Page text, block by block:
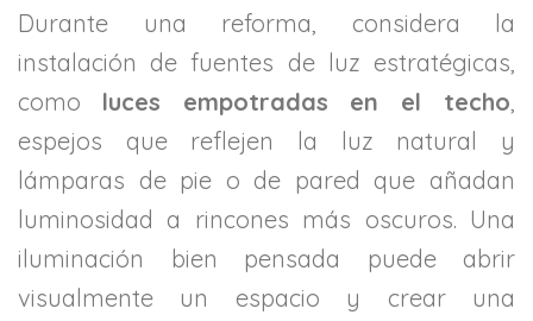
Durante una reforma, considera la
instalación de fuentes de luz estratégicas,
como luces empotradas en el techo,
espejos que reflejen la luz natural y
lámparas de pie o de pared que añadan
luminosidad a rincones más oscuros. Una
iluminación bien pensada puede abrir
visualmente un espacio y crear una